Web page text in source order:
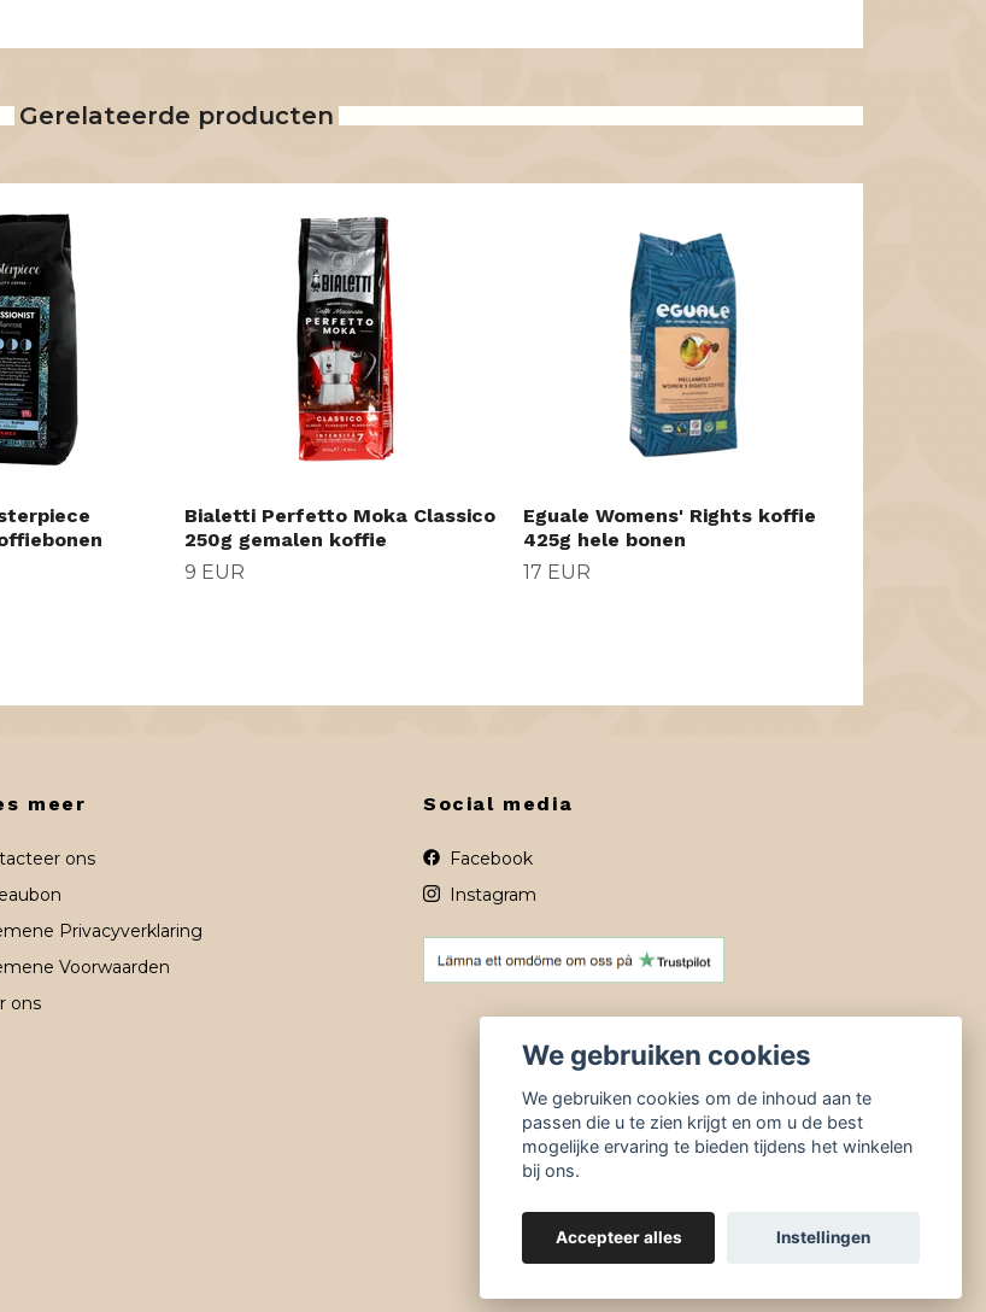
Gerelateerde producten
Bialetti Perfetto Moka Classico
250g gemalen koffie
9 EUR
Eguale Womens' Rights koffie
425g hele bonen
17 EUR
meer
ons
Privacyverklaring
Voorwaarden
ons
Social media
Facebook
Instagram
We gebruiken cookies
We gebruiken cookies om de inhoud aan te
passen die u te zien krijgt en om u de best
mogelijke ervaring te bieden tijdens het winkelen
bij ons.
Accepteer alles Instellingen